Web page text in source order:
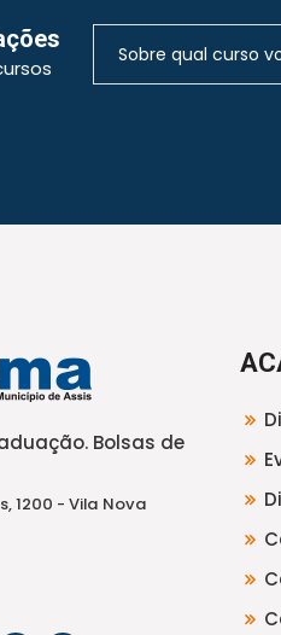
Bolsas de
1200 - Vila Nova